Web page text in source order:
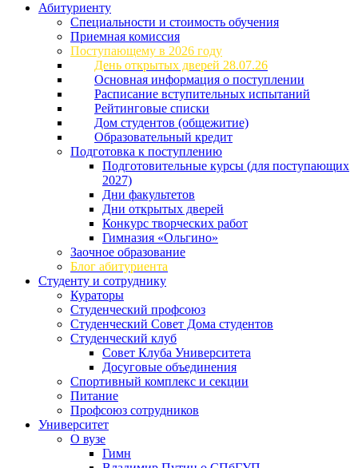
Абитуриенту
Специальности и стоимость обучения
Приемная комиссия
Поступающему в 2026 году
День открытых дверей 28.07.26
Основная информация о поступлении
Расписание вступительных испытаний
Рейтинговые списки
Дом студентов (общежитие)
Образовательный кредит
Подготовка к поступлению
Подготовительные курсы (для поступающих
2027)
Дни факультетов
Дни открытых дверей
Конкурс творческих работ
Гимназия «Ольгино»
Заочное образование
Блог абитуриента
Студенту и сотруднику
Кураторы
Студенческий профсоюз
Студенческий Совет Дома студентов
Студенческий клуб
Совет Клуба Университета
Досуговые объединения
Спортивный комплекс и секции
Питание
Профсоюз сотрудников
Университет
О вузе
Гимн